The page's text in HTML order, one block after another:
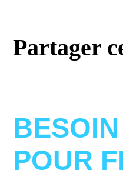
Partager
POUR